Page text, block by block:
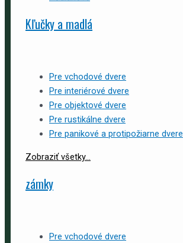
Kľučky a madlá
Pre vchodové dvere
Pre interiérové dvere
Pre objektové dvere
Pre rustikálne dvere
Pre panikové a protipožiarne dvere
Zobraziť všetky...
zámky
Pre vchodové dvere